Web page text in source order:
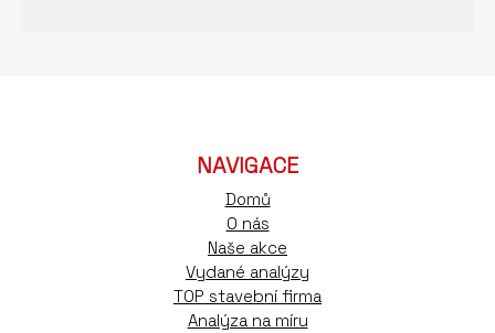
NAVIGACE
Domů
O nás
Naše akce
Vydané analýzy
TOP stavební firma
Analýza na míru